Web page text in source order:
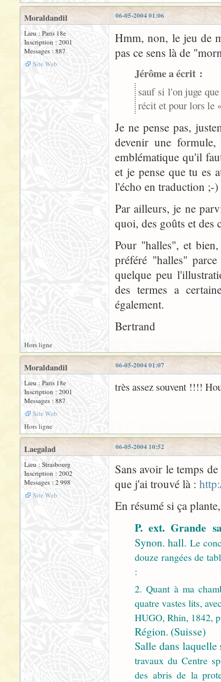
06-05-2004 01:06
Moraldandil
Lieu : Paris 18e
Inscription : 2001
Messages : 887
Site Web
Hmm, non, le jeu de
pas ce sens là de
Jérôme a écrit :
sauf si l'on juge
récit et pour lors le
Je ne pense pas,
devenir une
emblématique qu'il
et je pense que tu es
l'écho en traduction ;-)
Par ailleurs, je ne
quoi, des goûts et des
Pour "halles", et
préféré "halles"
quelque peu
des termes a
également.
Bertrand
Hors ligne
06-05-2004 01:07
Moraldandil
Lieu : Paris 18e
Inscription : 2001
Messages : 887
Site Web
très assez souvent !!!!
Hors ligne
06-05-2004 10:52
Laegalad
Lieu : Strasbourg
Inscription : 2002
Messages : 2 998
Site Web
Sans avoir le temps
que j'ai trouvé là :
En résumé si ça
P. ext. Grande
Synon. hall. Le
douze rangées de
:
2. Quant à ma
quatre vastes lits,
HUGO, Rhin, 1842,
Région. (Suisse)
Salle dans
travaux du Centre
des abris de la